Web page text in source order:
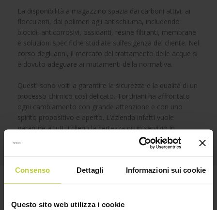
Consenso Dettagli Informazioni sui cookie
Questo sito web utilizza i cookie
La disponibilità a magazzino spazia dai carboni attivi, ai
flocculanti, dai polimeri agli antischiuma, includendo
biocidi, anticorrosivi, ossidanti, resine filtranti, membrane
e soluzioni specifiche studiate sull’esigenza del cliente. Nel
corso degli anni, il mercato del trattamento delle acque si
è dovuto adeguare ai mutamenti della normativa.
Questi sono volti a garantire la sicurezza e la qualità di un
processo chimico così delicato. Torchiani ha affrontato
ogni cambiamento con grande attenzione e con uno
spirito propositivo e aperto. L’azienda infatti vuole
garantire a tutti i clienti la certezza di un servizio in